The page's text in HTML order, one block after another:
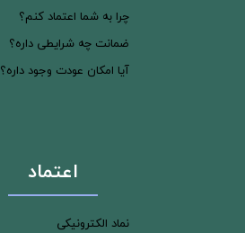
چرا به شما اعتماد کنم؟
ضمانت چه شرایطی داره؟
آیا امکان عودت وجود داره؟
اعتماد
نماد الکترونیکی